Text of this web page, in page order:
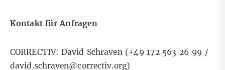
Kontakt für Anfragen
CORRECTIV: David Schraven (+49 172 563 26 99 /
david.schraven@correctiv.org)